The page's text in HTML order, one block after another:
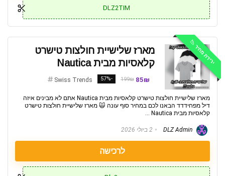
DLZ2TIM
ירידת מחיר 📉
מארז שלישיית חולצות טישרט
קלאסיות מבית Nautica
85₪
199₪
-57%
Swiss Trends
מארז שלישיית חולצות טישרט קלאסיות מבית Nautica אתם לא מבינים איזה
דיל מפחידדד הבאנו לכם במחיר סוף עונה 🙀 מארז שלישיית חולצות טישרט
קלאסיות מבית Nautica ...
2 ביולי 2026
לרכישה